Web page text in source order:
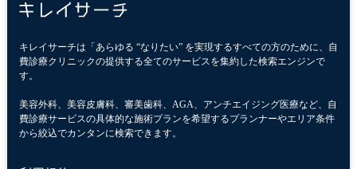
キレイサーチは「あらゆる “なりたい” を実現するすべての方のために、自
費診療クリニックの提供する全てのサービスを集約した検索エンジンで
す。
美容外科、美容皮膚科、審美歯科、AGA、アンチエイジング医療など、自
費診療サービスの具体的な施術プランを希望するプランナーやエリア条件
から絞込でカンタンに検索できます。